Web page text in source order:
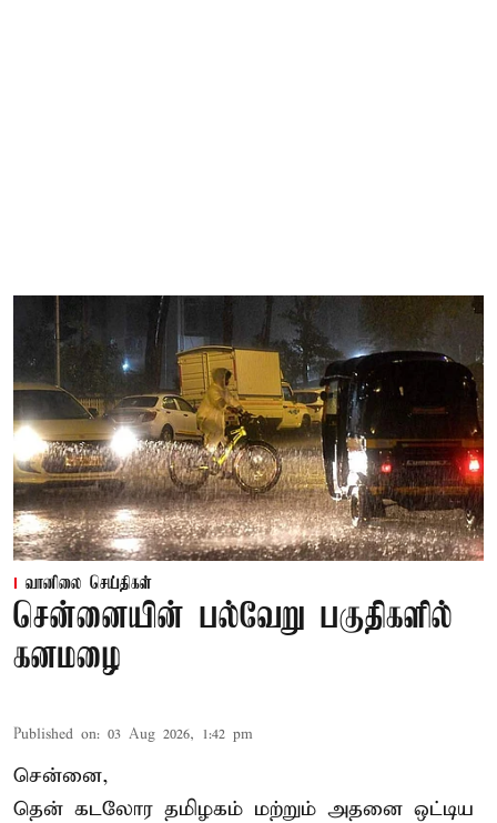
வானிலை செய்திகள்
சென்னையின் பல்வேறு பகுதிகளில்
கனமழை
Published on: 03 Aug 2026, 1:42 pm
சென்னை,
தென் கடலோர தமிழகம் மற்றும் அதனை ஒட்டிய